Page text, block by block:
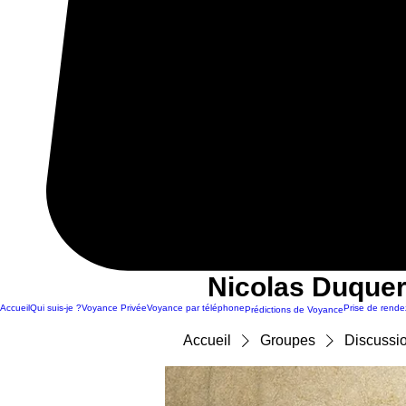
Nicolas
AccueilQui suis-je ?Voyance PrivéeVoyance par téléphonePrédictions de VoyancePrise de
Accueil Groupes